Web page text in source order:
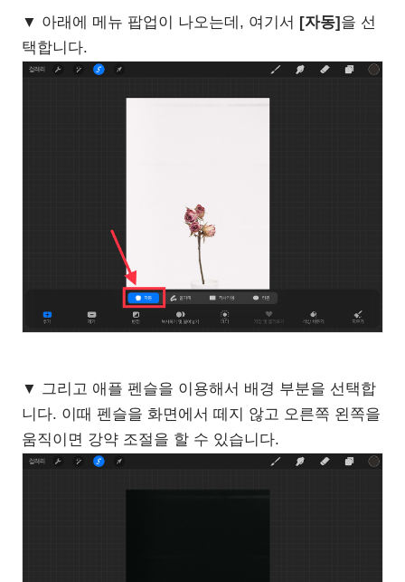
▼ 아래에 메뉴 팝업이 나오는데, 여기서 [자동]을 선
택합니다.
▼ 그리고 애플 펜슬을 이용해서 배경 부분을 선택합
니다. 이때 펜슬을 화면에서 떼지 않고 오른쪽 왼쪽을
움직이면 강약 조절을 할 수 있습니다.